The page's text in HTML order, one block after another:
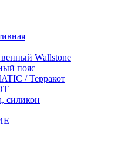
Wallstone
пояс
/ Терракот
силикон